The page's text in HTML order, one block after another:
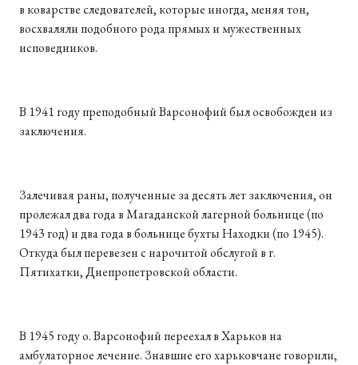
в коварстве следователей, которые иногда, меняя тон,
восхваляли подобного рода прямых и мужественных
исповедников.
В 1941 году преподобный Варсонофий был освобожден из
заключения.
Залечивая раны, полученные за десять лет заключения, он
пролежал два года в Магаданской лагерной больнице (по
1943 год) и два года в больнице бухты Находки (по 1945).
Откуда был перевезен с нарочитой обслугой в г.
Пятихатки, Днепропетровской области.
В 1945 году о. Варсонофий переехал в Харьков на
амбулаторное лечение. Знавшие его харьковчане говорили,